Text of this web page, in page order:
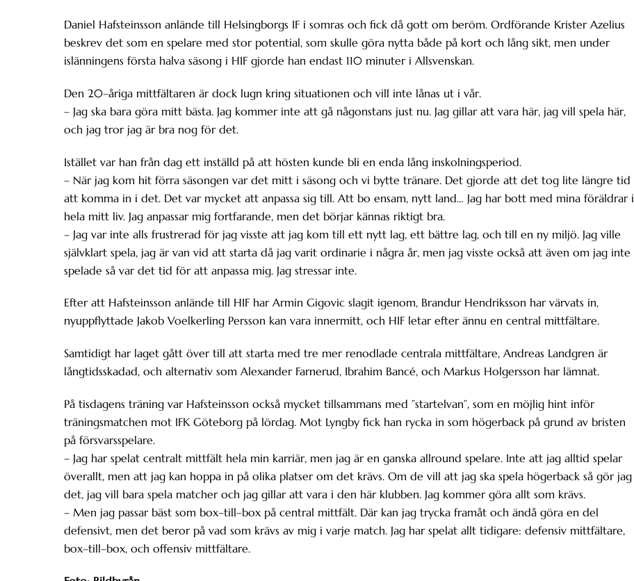
Daniel Hafsteinsson anlände till Helsingborgs IF i somras och fick då gott om beröm. Ordförande Krister Azelius
beskrev det som en spelare med stor potential, som skulle göra nytta både på kort och lång sikt, men under
islänningens första halva säsong i HIF gjorde han endast 110 minuter i Allsvenskan.
Den 20–åriga mittfältaren är dock lugn kring situationen och vill inte lånas ut i vår.
– Jag ska bara göra mitt bästa. Jag kommer inte att gå någonstans just nu. Jag gillar att vara här, jag vill spela här,
och jag tror jag är bra nog för det.
Istället var han från dag ett inställd på att hösten kunde bli en enda lång inskolningsperiod.
– När jag kom hit förra säsongen var det mitt i säsong och vi bytte tränare. Det gjorde att det tog lite längre tid
att komma in i det. Det var mycket att anpassa sig till. Att bo ensam, nytt land… Jag har bott med mina föräldrar i
hela mitt liv. Jag anpassar mig fortfarande, men det börjar kännas riktigt bra.
– Jag var inte alls frustrerad för jag visste att jag kom till ett nytt lag, ett bättre lag, och till en ny miljö. Jag ville
självklart spela, jag är van vid att starta då jag varit ordinarie i några år, men jag visste också att även om jag inte
spelade så var det tid för att anpassa mig. Jag stressar inte.
Efter att Hafsteinsson anlände till HIF har Armin Gigovic slagit igenom, Brandur Hendriksson har värvats in,
nyuppflyttade Jakob Voelkerling Persson kan vara innermitt, och HIF letar efter ännu en central mittfältare.
Samtidigt har laget gått över till att starta med tre mer renodlade centrala mittfältare, Andreas Landgren är
långtidsskadad, och alternativ som Alexander Farnerud, Ibrahim Bancé, och Markus Holgersson har lämnat.
På tisdagens träning var Hafsteinsson också mycket tillsammans med ”startelvan”, som en möjlig hint inför
träningsmatchen mot IFK Göteborg på lördag. Mot Lyngby fick han rycka in som högerback på grund av bristen
på försvarsspelare.
– Jag har spelat centralt mittfält hela min karriär, men jag är en ganska allround spelare. Inte att jag alltid spelar
överallt, men att jag kan hoppa in på olika platser om det krävs. Om de vill att jag ska spela högerback så gör jag
det, jag vill bara spela matcher och jag gillar att vara i den här klubben. Jag kommer göra allt som krävs.
– Men jag passar bäst som box–till–box på central mittfält. Där kan jag trycka framåt och ändå göra en del
defensivt, men det beror på vad som krävs av mig i varje match. Jag har spelat allt tidigare: defensiv mittfältare,
box–till–box, och offensiv mittfältare.